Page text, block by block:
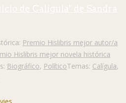
de Calígula" de Sandra
Premio Hislibris mejor autor/a
Hislibris mejor novela histórica
Biográfico, PolíticoTemas: Calígula,